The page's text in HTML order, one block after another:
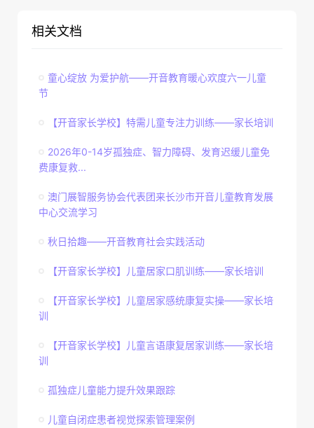
相关文档
童心绽放 为爱护航——开音教育暖心欢度六一儿童
节
【开音家长学校】特需儿童专注力训练——家长培训
2026年0-14岁孤独症、智力障碍、发育迟缓儿童免
费康复救...
澳门展智服务协会代表团来长沙市开音儿童教育发展
中心交流学习
秋日拾趣——开音教育社会实践活动
【开音家长学校】儿童居家口肌训练——家长培训
【开音家长学校】儿童居家感统康复实操——家长培
训
【开音家长学校】儿童言语康复居家训练——家长培
训
孤独症儿童能力提升效果跟踪
儿童自闭症患者视觉探索管理案例